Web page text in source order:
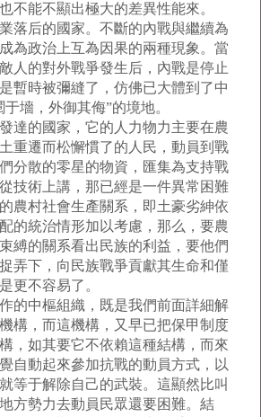
不能不顯出極大的差異性能來。
后的國家。不斷的內戰與繼續為
為政治上互為因果的兩種現象。當
人的對外戰爭發生后，內戰是停止
暫時被彌縫了，仿佛已大體到了中
墻，外御其侮”的境地。
的國家，它的人力物力主要在農
重遷而松懈慣了的人民，動員到戰
分散的零星的物資，匯集為支持戰
技術上講，那已經是一件異常困難
農村社會生產關系，即土豪劣紳依
的統治情形加以考慮，那么，要農
縛的關系看出民族的利益，要他們
弄下，向民族戰爭貢獻其生命和僅
更不容易了。
中樞組織，既是我們前面詳細解
構，而這機構，又早已把保甲制度
，如其要它不依賴這種結構，而來
自動起來參加抗戰的動員方式，以
等于解除自己的武裝。這顯然比叫
方勢力去動員民眾還要困難。結